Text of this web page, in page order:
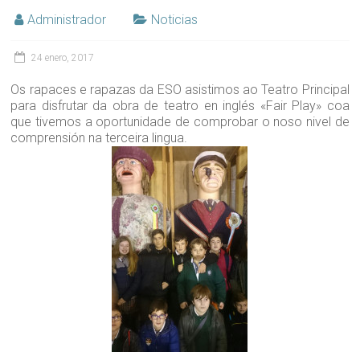
Administrador Noticias
24 enero, 2017
Os rapaces e rapazas da ESO asistimos ao Teatro Principal
para disfrutar da obra de teatro en inglés «Fair Play» coa
que tivemos a oportunidade de comprobar o noso nivel de
comprensión na terceira lingua.